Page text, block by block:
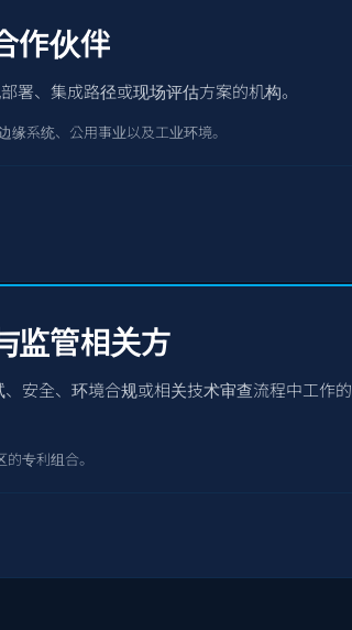
作伙伴
署、集成路径或现场评估方案的机构。
缘系统、公用事业以及工业环境。
监管相关方
、安全、环境合规或相关技术审查流程中工作的
专利组合。